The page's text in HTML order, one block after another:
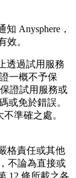
Anysphere，
效。
透過試用服務
一概不予保
證試用服務或
或免於錯誤。
準確之處。
格責任或其他
不論為直接或